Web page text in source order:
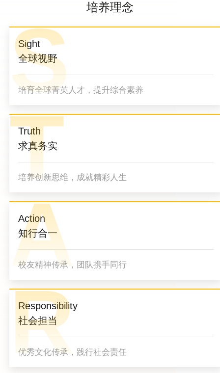
培养理念
S
Sight
全球视野
培育全球菁英人才，提升综合素养
T
Truth
求真务实
培养创新思维，成就精彩人生
A
Action
知行合一
校友精神传承，团队携手同行
R
Responsibility
社会担当
优秀文化传承，践行社会责任